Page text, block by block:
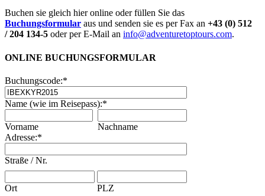
Buchen sie gleich hier online oder füllen Sie das
Buchungsformular aus und senden sie es per Fax an +43 (0) 512
/ 204 134-5 oder per E-Mail an info@adventuretoptours.com.
ONLINE BUCHUNGSFORMULAR
Buchungscode:*
Name (wie im Reisepass):*
Vorname
Nachname
Adresse:*
Straße / Nr.
Ort PLZ